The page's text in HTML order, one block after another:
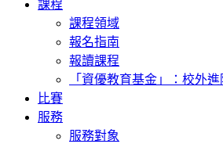
課程
課程領域
報名指南
報讀課程
「資優教育基金」：校外
比賽
服務
服務對象